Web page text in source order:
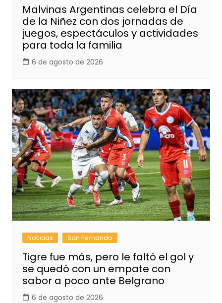
Malvinas Argentinas celebra el Día
de la Niñez con dos jornadas de
juegos, espectáculos y actividades
para toda la familia
6 de agosto de 2026
Noticias San Fernando
Tigre fue más, pero le faltó el gol y
se quedó con un empate con
sabor a poco ante Belgrano
6 de agosto de 2026